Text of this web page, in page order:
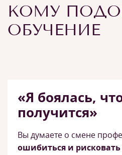
КОМУ
ОБУЧЕНИЕ
«Я боялась,
получится»
Вы думаете о смене
ошибиться и